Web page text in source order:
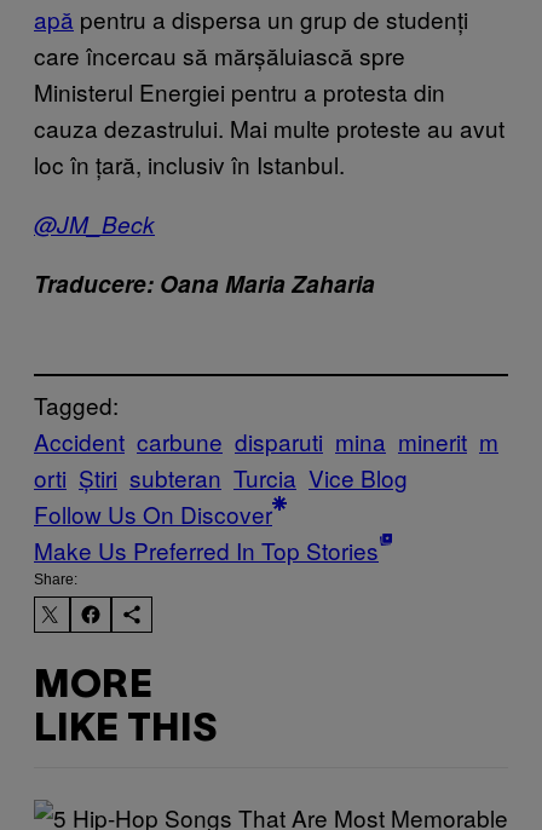
apă pentru a dispersa un grup de studenți
care încercau să mărșăluiască spre
Ministerul Energiei pentru a protesta din
cauza dezastrului. Mai multe proteste au avut
loc în țară, inclusiv în Istanbul.
@JM_Beck
Traducere: Oana Maria Zaharia
Tagged:
Accident carbune disparuti mina minerit m
orti Știri subteran Turcia Vice Blog
Follow Us On Discover
Make Us Preferred In Top Stories
Share:
MORE
LIKE THIS